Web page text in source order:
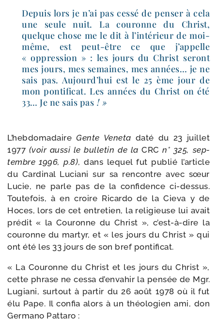
Depuis lors je n’ai pas ces­sé de pen­ser à cela
une seule nuit. La cou­ronne du Christ,
quelque chose me le dit à l’in­té­rieur de moi-​
même, est peut-​être ce que j’ap­pelle
« oppres­sion » : les jours du Christ seront
mes jours, mes semaines, mes années… je ne
sais pas. Aujourd’hui est le 25 ème jour de
mon pon­ti­fi­cat. Les années du Christ on été
33… Je ne sais pas ! »
L’hebdomadaire Gente Veneta daté du 23 juillet
1977 (voir aus­si le bul­le­tin de la CRCn° 325, sep­
tembre 1996, p.8), dans lequel fut publié l’ar­ticle
du Cardinal Luciani sur sa ren­contre avec sœur
Lucie, ne parle pas de la confi­dence ci-​dessus.
Toutefois, à en croire Ricardo de la Cieva y de
Hoces, lors de cet entre­tien, la reli­gieuse lui avait
pré­dit « la Couronne du Christ », c’est-​à-​dire la
cou­ronne du mar­tyr, et « les jours du Christ » qui
ont été les 33 jours de son bref pontificat.
« La Couronne du Christ et les jours du Christ »,
cette phrase ne ces­sa d’en­va­hir la pen­sée de Mgr.
Lugiani, sur­tout à par­tir du 26 août 1978 où il fut
élu Pape. Il confia alors à un théo­lo­gien ami, don
Germano Pattaro :